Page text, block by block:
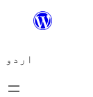
چھوڑیں
پر
جائیں
اردو